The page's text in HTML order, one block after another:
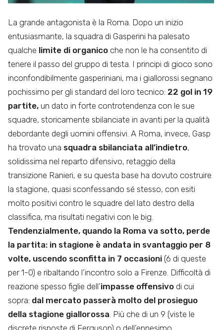
La grande antagonista è la Roma. Dopo un inizio
entusiasmante, la squadra di Gasperini ha palesato
qualche limite di organico che non le ha consentito di
tenere il passo del gruppo di testa. I principi di gioco sono
inconfondibilmente gasperiniani, ma i giallorossi segnano
pochissimo per gli standard del loro tecnico: 22 gol in 19
partite, un dato in forte controtendenza con le sue
squadre, storicamente sbilanciate in avanti per la qualità
debordante degli uomini offensivi. A Roma, invece, Gasp
ha trovato una squadra sbilanciata all’indietro,
solidissima nel reparto difensivo, retaggio della
transizione Ranieri, e su questa base ha dovuto costruire
la stagione, quasi sconfessando sé stesso, con esiti
molto positivi contro le squadre del lato destro della
classifica, ma risultati negativi con le big.
Tendenzialmente, quando la Roma va sotto, perde
la partita: in stagione è andata in svantaggio per 8
volte, uscendo sconfitta in 7 occasioni (6 di queste
per 1-0) e ribaltando l’incontro solo a Firenze. Difficoltà di
reazione spesso figlie dell’impasse offensivo di cui
sopra: dal mercato passerà molto del prosieguo
della stagione giallorossa . Più che di un 9 (viste le
discrete risposte di Ferguson) o dell’ennesimo